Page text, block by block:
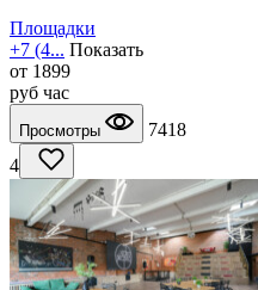
Площадки
+7 (4... Показать
от 1899
руб час
Просмотры
7418
4